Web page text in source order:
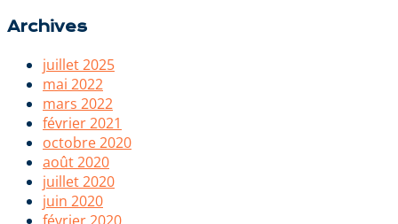
Archives
juillet 2025
mai 2022
mars 2022
février 2021
octobre 2020
août 2020
juillet 2020
juin 2020